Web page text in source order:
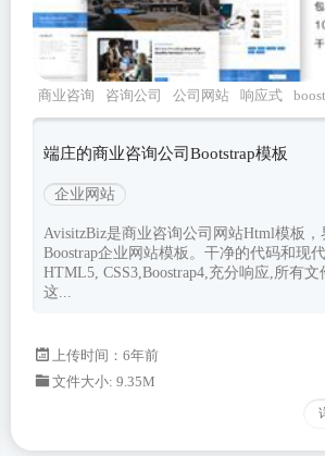
商业咨询 咨询公司 公司网站 响应式
板
端庄的商业咨询公司Bootstrap模板
企业网站
AvisitzBiz是商业咨询公司网站Html模板
Boostrap企业网站模板。干净的代码和现
HTML5, CSS3,Boostrap4,充分响应,所有文
这...
上传时间：6年前
文件大小: 9.35M